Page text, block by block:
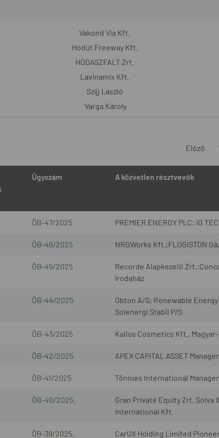
Vakond Via Kft.
Hódút Freeway Kft.
HÓDASZFALT Zrt.
Lavinamix Kft.
Szíjj László
Varga Károly
Előző
Ügyszám A közvetlen résztvevők
ÖB-47/2025 PREMIER ENERGY PLC; iG
ÖB-46/2025 NRGWorks Kft.;FLOGISTON
ÖB-45/2025
Recorde Alapkezelő
Irodaház
ÖB-44/2025
Obton A/S; Renewable
Solenergi Stabil P/S
ÖB-43/2025 Kallos Cosmetics Kft.,
ÖB-42/2025 APEX CAPITAL ASSET
ÖB-41/2025 Tönnies International
ÖB-40/2025.
Gran Private Equity Zrt. Solva
International Kft.
ÖB-39/2025. CarUX Holding Limited